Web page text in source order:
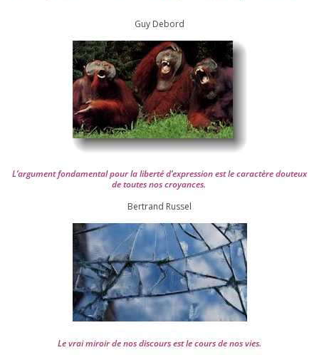
Guy Debord
L’argument fon­da­men­tal pour la liber­té d’expression est le carac­tère dou­teux
de toutes nos croyances.
Ber­trand Russel
Le vrai miroir de nos dis­cours est le cours de nos vies.